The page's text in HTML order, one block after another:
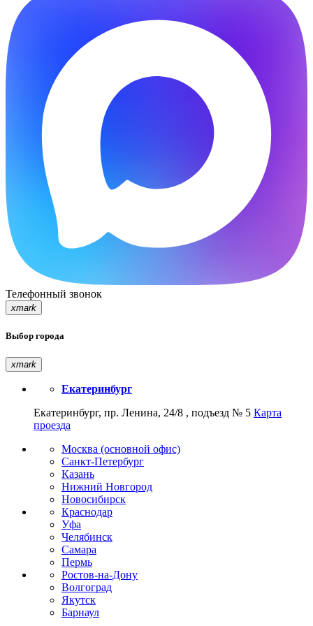
Телефонный звонок
xmark
Выбор города
xmark
Екатеринбург
Екатеринбург, пр. Ленина, 24/8 , подъезд № 5 Карта
проезда
Москва (основной офис)
Санкт-Петербург
Казань
Нижний Новгород
Новосибирск
Краснодар
Уфа
Челябинск
Самара
Пермь
Ростов-на-Дону
Волгоград
Якутск
Барнаул